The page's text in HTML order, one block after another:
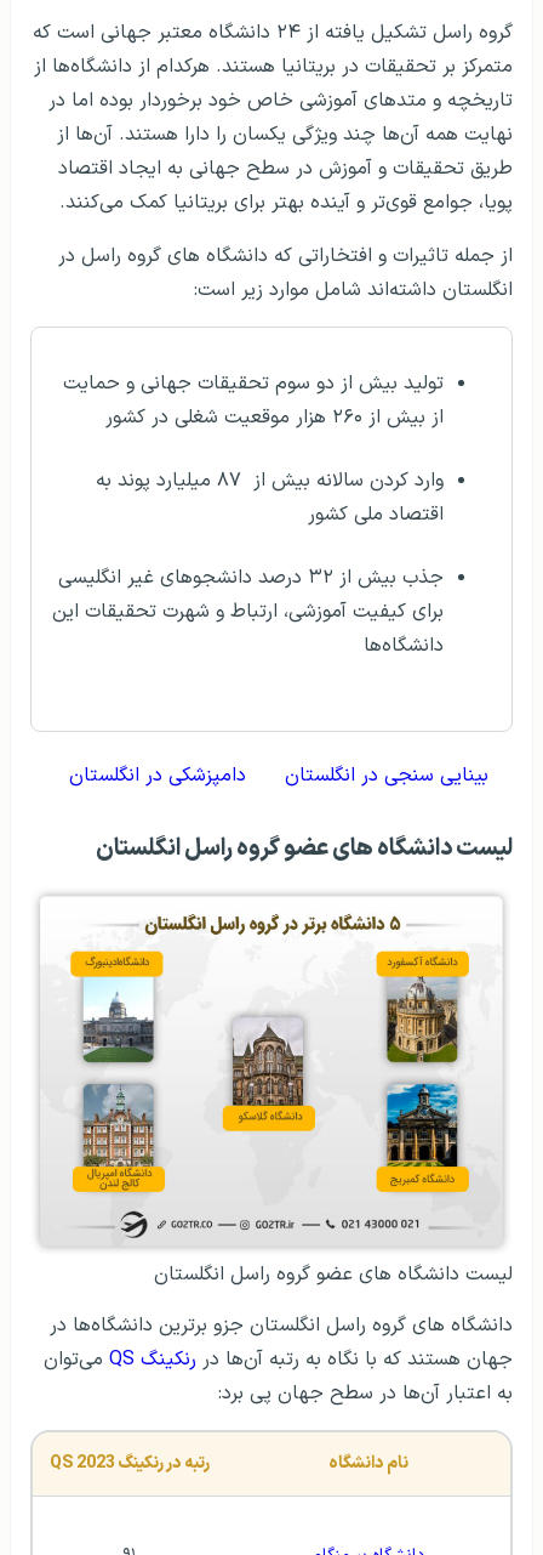
گروه راسل تشکیل یافته از ۲۴ دانشگاه معتبر جهانی است که
متمرکز بر تحقیقات در بریتانیا هستند. هرکدام از دانشگاه‌ها از
تاریخچه و متدهای آموزشی خاص خود برخوردار بوده اما در
نهایت همه آن‌ها چند ویژگی یکسان را دارا هستند. آن‌ها از
طریق تحقیقات و آموزش در سطح جهانی به ایجاد اقتصاد
پویا، جوامع قوی‌تر و آینده بهتر برای بریتانیا کمک می‌کنند.
از جمله تاثیرات و افتخاراتی که دانشگاه های گروه راسل در
انگلستان داشته‌اند شامل موارد زیر است:
تولید بیش از دو سوم تحقیقات جهانی و حمایت
از بیش از ۲۶۰ هزار موقعیت شغلی در کشور
وارد کردن سالانه بیش از ۸۷ میلیارد پوند به
اقتصاد ملی کشور
جذب بیش از ۳۲ درصد دانشجوهای غیر انگلیسی
برای کیفیت آموزشی، ارتباط و شهرت تحقیقات این
دانشگاه‌ها
بینایی سنجی در انگلستان دامپزشکی در انگلستان
لیست دانشگاه‌ های عضو گروه راسل انگلستان
لیست دانشگاه‌ های عضو گروه راسل انگلستان
دانشگاه های گروه راسل انگلستان جزو برترین دانشگاه‌ها در
جهان هستند که با نگاه به رتبه آن‌ها در رنکینگ QS
می‌توان
به اعتبار آن‌ها در سطح جهان پی برد:
نام دانشگاه رتبه در رنکینگ QS 2023